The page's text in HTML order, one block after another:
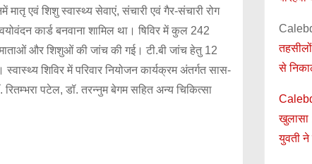
मातृ एवं शिशु स्वास्थ्य सेवाएं, संचारी एवं गैर-संचारी रोग
कार्ड बनवाना शामिल था। षिविर में कुल 242
माताओं और शिशुओं की जांच की गई। टी.बी जांच हेतु 12
शिविर में परिवार नियोजन कार्यक्रम अंतर्गत सास-
पटेल, डॉ. तरन्नुम बेगम सहित अन्य चिकित्सा
से
खुलासा
युवती